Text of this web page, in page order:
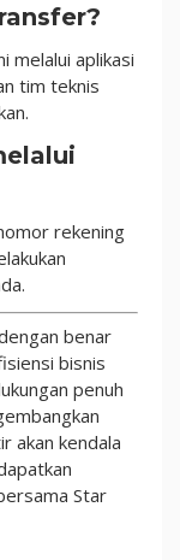
melalui aplikasi
tim teknis
rekening
benar
bisnis
penuh
akan kendala
Star